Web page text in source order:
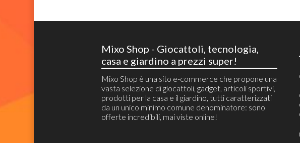
Mixo Shop - Giocattoli, tecnologia,
casa e giardino a prezzi super!
Mixo Shop è una sito e-commerce che propone una
vasta selezione di giocattoli, gadget, articoli sportivi,
prodotti per la casa e il giardino, tutti caratterizzati
da un unico minimo comune denominatore: sono
offerte incredibili, mai viste online!